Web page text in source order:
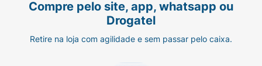
Compre pelo site, app, whatsapp ou
Drogatel
Retire na loja com agilidade e sem passar pelo caixa.